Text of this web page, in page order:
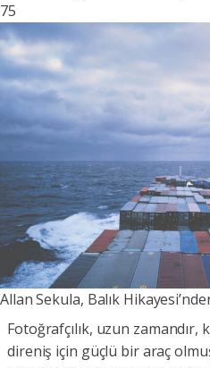
75
Allan Sekula, Balık
Fotoğrafçılık, uzun
direniş için güçlü bir araç